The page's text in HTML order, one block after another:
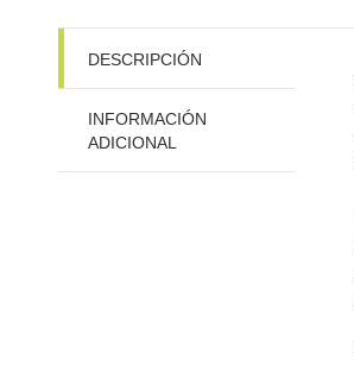
DESCRIPCIÓN
INFORMACIÓN
ADICIONAL